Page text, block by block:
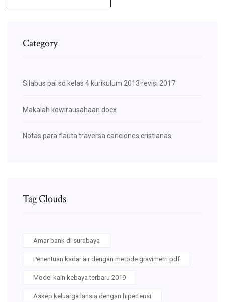
Category
Silabus pai sd kelas 4 kurikulum 2013 revisi 2017
Makalah kewirausahaan docx
Notas para flauta traversa canciones cristianas
Tag Clouds
Amar bank di surabaya
Penentuan kadar air dengan metode gravimetri pdf
Model kain kebaya terbaru 2019
Askep keluarga lansia dengan hipertensi